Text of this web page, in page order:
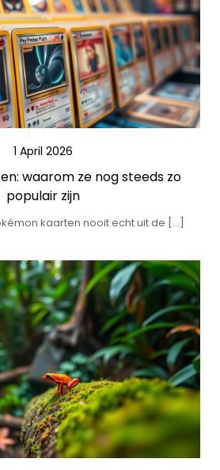
1 April 2026
waarom ze nog steeds zo
populair zijn
kaarten nooit echt uit de […]